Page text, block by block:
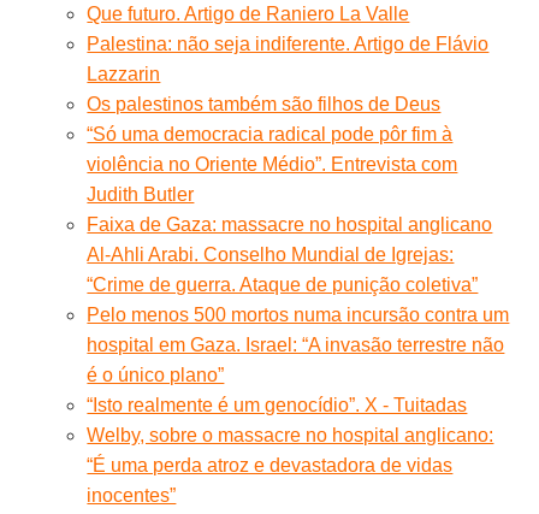
Que futuro. Artigo de Raniero La Valle
Palestina: não seja indiferente. Artigo de Flávio
Lazzarin
Os palestinos também são filhos de Deus
“Só uma democracia radical pode pôr fim à
violência no Oriente Médio”. Entrevista com
Judith Butler
Faixa de Gaza: massacre no hospital anglicano
Al-Ahli Arabi. Conselho Mundial de Igrejas:
“Crime de guerra. Ataque de punição coletiva”
Pelo menos 500 mortos numa incursão contra um
hospital em Gaza. Israel: “A invasão terrestre não
é o único plano”
“Isto realmente é um genocídio”. X - Tuitadas
Welby, sobre o massacre no hospital anglicano:
“É uma perda atroz e devastadora de vidas
inocentes”